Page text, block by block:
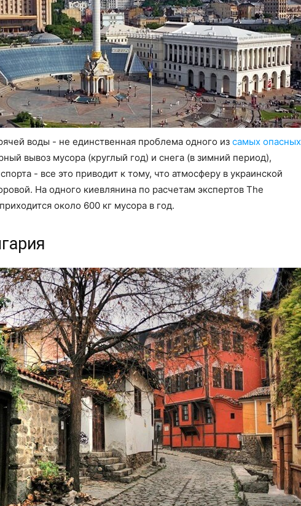
воды - не единственная проблема одного из самых опасных
вывоз мусора (круглый год) и снега (в зимний период),
- все это приводит к тому, что атмосферу в украинской
На одного киевлянина по расчетам экспертов The
около 600 кг мусора в год.